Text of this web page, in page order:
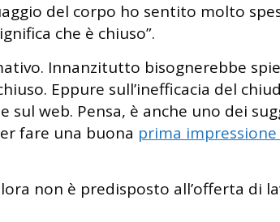
del corpo ho sentito molto
che è chiuso”.
Innanzitutto bisognerebbe
Eppure sull’inefficacia del
sul web. Pensa, è anche uno dei
fare una buona prima
non è predisposto all’offerta di